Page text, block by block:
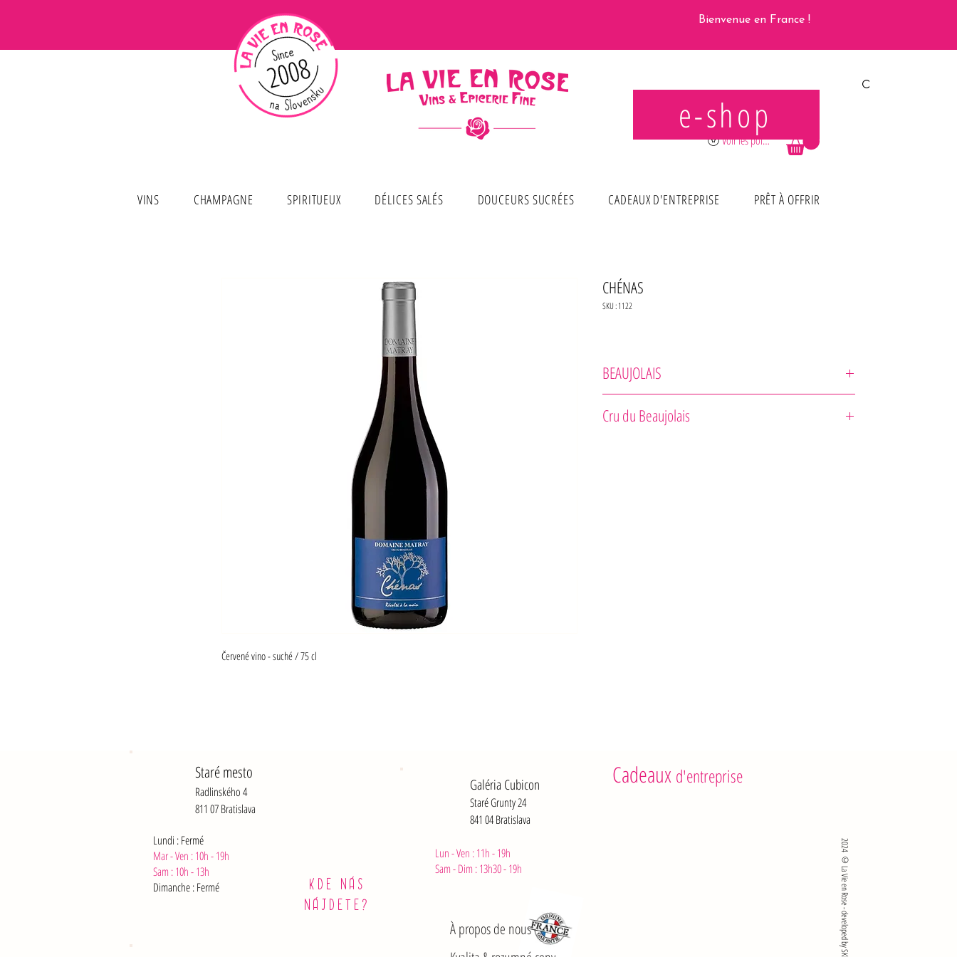
Voir les points
Bienvenue en France !
Se connecter
e-shop
Červené vino - suché / 75 cl
CHÉNAS
SKU : 1122
BEAUJOLAIS
Cru du Beaujolais
VINS CHAMPAGNE SPIRITUEUX DÉLICES SALÉS DOUCEURS SUCRÉES CADEAUX D'ENTREPRISE PRÊT À OFFRIR
Galéria Cubicon
Staré Grunty 24
841 04 Bratislava
Lun - Ven : 11h - 19h
Sam - Dim :13h30 - 19h
KDE NÁS
NÁJDETE?
Cadeaux d'entreprise
2024 ©La Vie en Rose - developed by SKlié sro
Staré mesto
Radlinského 4
811 07 Bratislava
Lundi : Fermé
Mar - Ven : 10h - 19h
Sam :10h - 13h
Dimanche : Fermé
À propos de nous